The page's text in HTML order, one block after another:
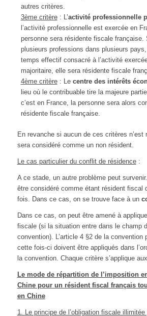
autres critères.
3ème critère: L’activité professionnelle
l’activité professionnelle est exercée en
personne sera résidente fiscale française.
plusieurs professions dans plusieurs
temps effectif consacré à l’activité
majoritaire, elle sera résidente fiscale
4ème critère: Le centre des intérêts
lieu où le contribuable tire la majeure
c’est en France, la personne sera alors
résidente fiscale française.
En revanche si aucun de ces critères n’est
sera considéré comme un non résident.
Le cas particulier du conflit de résidence:
A ce stade, un autre problème peut
être considéré comme étant résident fiscal
fois. Dans ce cas, on se trouve face à un
Dans ce cas, on peut être amené à
fiscale (si la situation entre dans le champ
convention). L’article 4 §2 de la convention
cette fois-ci doivent être appliqués dans
la convention. Chaque critère s’applique
Le mode de répartition de l’imposition
Chine pour un résident fiscal français
en Chine
1. Le principe de l’obligation fiscale